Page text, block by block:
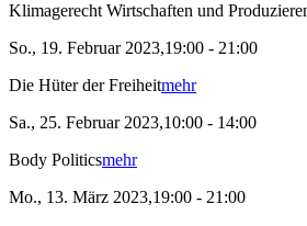
Klimagerecht Wirtschaften und
So., 19. Februar 2023,19:00 - 21:00
Die Hüter der Freiheitmehr
Sa., 25. Februar 2023,10:00 - 14:00
Body Politicsmehr
Mo., 13. März 2023,19:00 - 21:00